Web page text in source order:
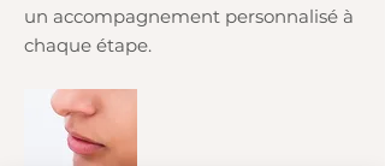
un accompagnement personnalisé à
chaque étape.